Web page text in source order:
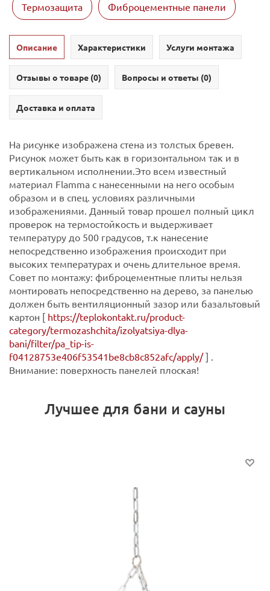
Термозащита Фиброцементные панели
Описание Характеристики Услуги монтажа
Отзывы о товаре (0) Вопросы и ответы (0)
Доставка и оплата
На рисунке изображена стена из толстых бревен.
Рисунок может быть как в горизонтальном так и в
вертикальном исполнении.Это всем известный
материал Flamma с нанесенными на него особым
образом и в спец. условиях различными
изображениями. Данный товар прошел полный цикл
проверок на термостойкость и выдерживает
температуру до 500 градусов, т.к нанесение
непосредственно изображения происходит при
высоких температурах и очень длительное время.
Совет по монтажу: фиброцементные плиты нельзя
монтировать непосредственно на дерево, за панелью
должен быть вентиляционный зазор или базальтовый
картон [ https://teplokontakt.ru/product-
category/termozashchita/izolyatsiya-dlya-
bani/filter/pa_tip-is-
f04128753e406f53541be8cb8c852afc/apply/] .
Внимание: поверхность панелей плоская!
Лучшее для бани и сауны